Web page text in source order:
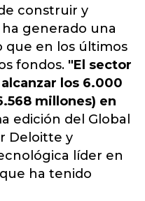
construir y
generado una
que en los últimos
fondos. "El sector
los 6.000
millones) en
edición del Global
Deloitte y
líder en
ha tenido